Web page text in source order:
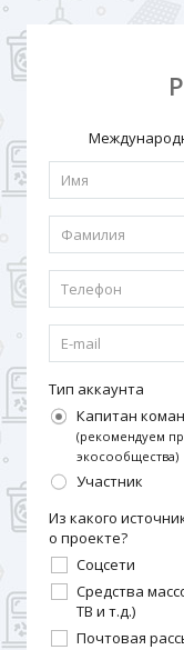
Тип аккаунта
Капитан
(рекомендуем
экосообщества)
Участник
Из какого
о проекте?
Соцсети
Средства
ТВ и т.д.)
Почтовая